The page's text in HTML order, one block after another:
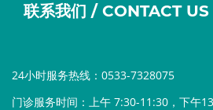
联系我们 / CONTACT US
24小时服务热线：0533-7328075
门诊服务时间：上午 7:30-11:30，下午